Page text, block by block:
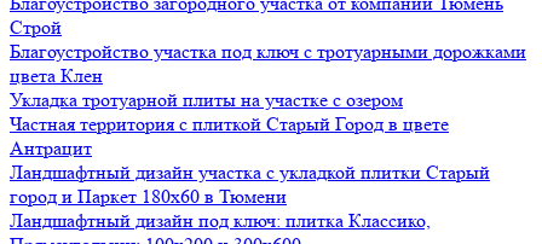
Строй
Благоустройство участка под ключ с тротуарными дорожками
цвета Клен
Укладка тротуарной плиты на участке с озером
Частная территория с плиткой Старый Город в цвете
Антрацит
Ландшафтный дизайн участка с укладкой плитки Старый
город и Паркет 180х60 в Тюмени
Ландшафтный дизайн под ключ: плитка Классико,